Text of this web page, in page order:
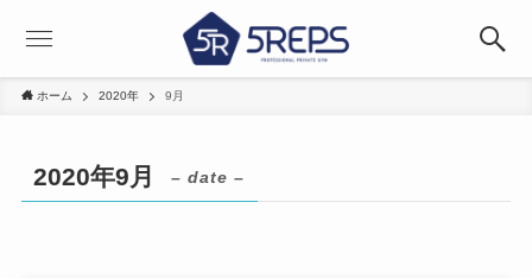
ホーム 2020年 9月
2020年9月 – date –